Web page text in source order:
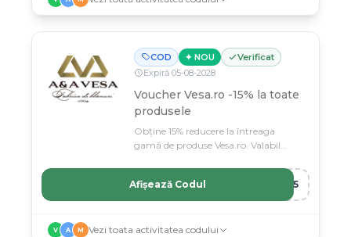
COD ✦ NOU
Verificat
Expiră 05-08-2028
Voucher Vesa.ro -15% la toate
produsele
Obține 15% reducere la întreaga
gamă de produse Vesa.ro. Valabil
A15
Afișează Codul
V A M Vezi toata activitatea codului